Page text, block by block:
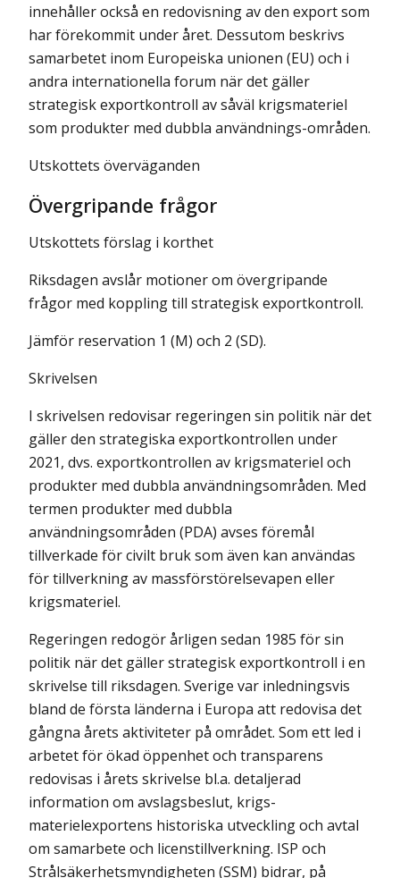
innehåller också en redovisning av den export som
har förekommit under året. Dessutom beskrivs
samarbetet inom Europeiska unionen (EU) och i
andra internationella forum när det gäller
strategisk exportkontroll av såväl krigsmateriel
som produkter med dubbla användnings-områden.
Utskottets överväganden
Övergripande frågor
Utskottets förslag i korthet
Riksdagen avslår motioner om övergripande
frågor med koppling till strategisk exportkontroll.
Jämför reservation 1 (M) och 2 (SD).
Skrivelsen
I skrivelsen redovisar regeringen sin politik när det
gäller den strategiska exportkontrollen under
2021, dvs. exportkontrollen av krigsmateriel och
produkter med dubbla användningsområden. Med
termen produkter med dubbla
användningsområden (PDA) avses föremål
tillverkade för civilt bruk som även kan användas
för tillverkning av massförstörelsevapen eller
krigsmateriel.
Regeringen redogör årligen sedan 1985 för sin
politik när det gäller strategisk exportkontroll i en
skrivelse till riksdagen. Sverige var inledningsvis
bland de första länderna i Europa att redovisa det
gångna årets aktiviteter på området. Som ett led i
arbetet för ökad öppenhet och transparens
redovisas i årets skrivelse bl.a. detaljerad
information om avslagsbeslut, krigs-
materielexportens historiska utveckling och avtal
om samarbete och licenstillverkning. ISP och
Strålsäkerhetsmyndigheten (SSM) bidrar, på